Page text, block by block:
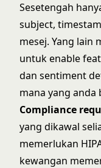
Sesetengah
subject,
mesej. Yang lain
untuk enable
dan sentiment
mana yang anda
Compliance
yang dikawal
memerlukan
kewangan